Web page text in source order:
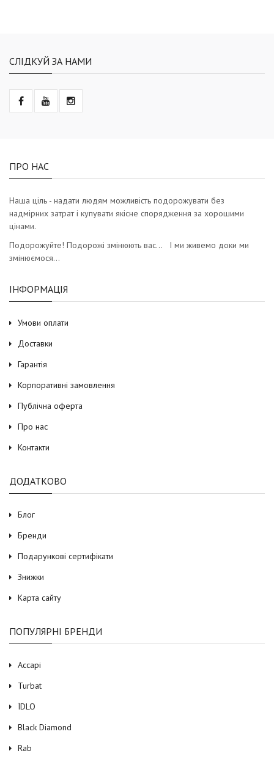
СЛІДКУЙ ЗА НАМИ
ПРО НАС
Наша ціль - надати людям можливість подорожувати без
надмірних затрат і купувати якісне спорядження за хорошими
цінами.
Подорожуйте! Подорожі змінюють вас… І ми живемо доки ми
змінюємося…
ІНФОРМАЦІЯ
Умови оплати
Доставки
Гарантія
Корпоративні замовлення
Публічна оферта
Про нас
Контакти
ДОДАТКОВО
Блог
Бренди
Подарункові сертифікати
Знижки
Карта сайту
ПОПУЛЯРНІ БРЕНДИ
Accapi
Turbat
ЇDLO
Black Diamond
Rab